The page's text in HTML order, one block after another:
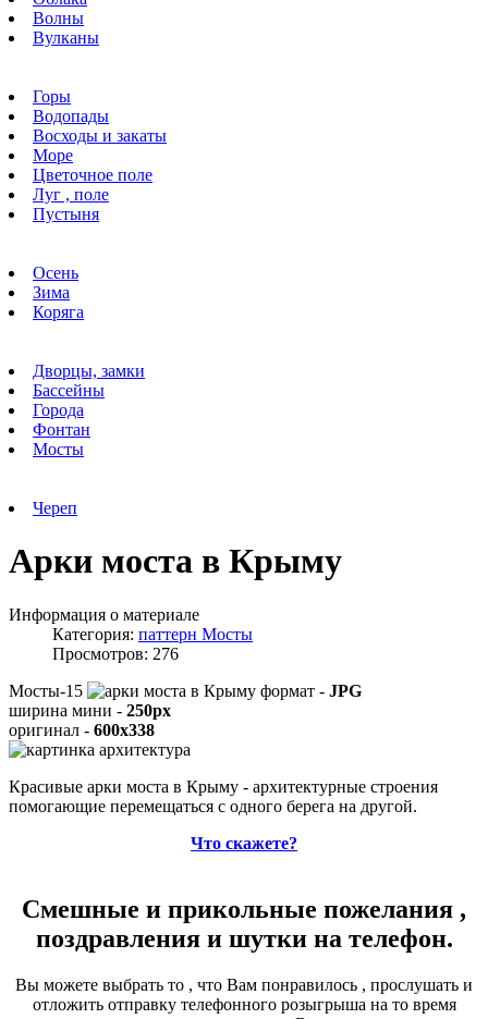
Волны
Вулканы
Горы
Водопады
Восходы и закаты
Море
Цветочное поле
Луг , поле
Пустыня
Осень
Зима
Коряга
Дворцы, замки
Бассейны
Города
Фонтан
Мосты
Череп
Арки моста в Крыму
Информация о материале
Категория: паттерн Мосты
Просмотров: 276
Мосты-15
формат - JPG
ширина мини - 250px
оригинал - 600x338
Красивые арки моста в Крыму - архитектурные строения
помогающие перемещаться с одного берега на другой.
Что скажете?
Смешные и прикольные пожелания ,
поздравления и шутки на телефон.
Вы можете выбрать то , что Вам понравилось , прослушать и
отложить отправку телефонного розыгрыша на то время